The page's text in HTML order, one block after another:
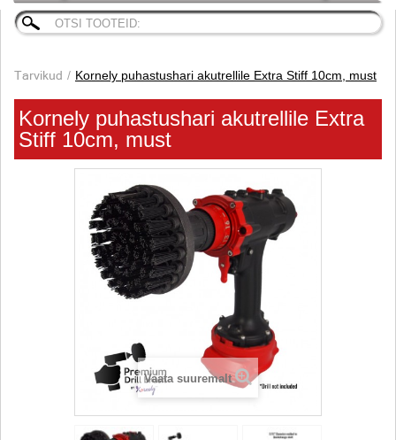
Tarvikud Kornely puhastushari akutrellile Extra Stiff 10cm, must
Kornely puhastushari akutrellile Extra
Stiff 10cm, must
Vaata suuremalt